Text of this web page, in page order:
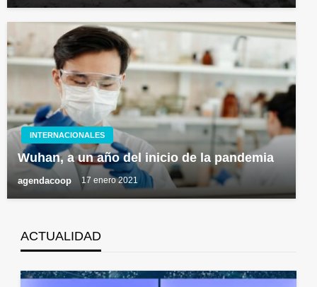
INTERNACIONALES
Wuhan, a un año del inicio de la pandemia
agendacoop 17 enero 2021
ACTUALIDAD